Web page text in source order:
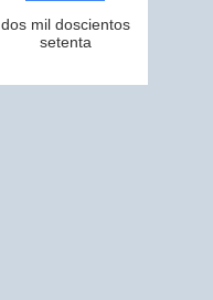
dos mil doscientos
setenta